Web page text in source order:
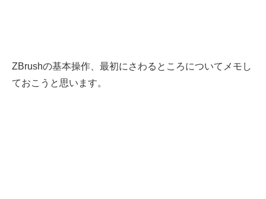
ZBrushの基本操作、最初にさわるところについてメモし
ておこうと思います。